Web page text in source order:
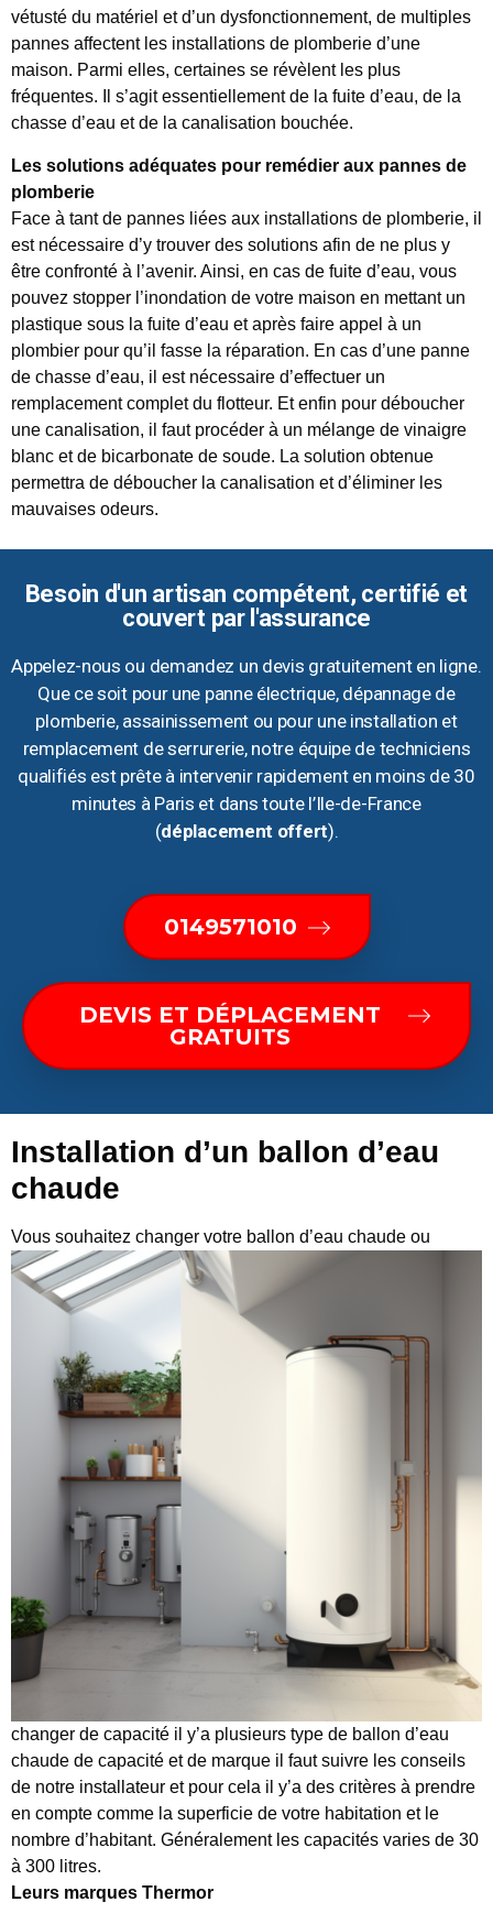
vétusté du matériel et d’un dysfonctionnement, de multiples
pannes affectent les installations de plomberie d’une
maison. Parmi elles, certaines se révèlent les plus
fréquentes. Il s’agit essentiellement de la fuite d’eau, de la
chasse d’eau et de la canalisation bouchée.
Les solutions adéquates pour remédier aux pannes de
plomberie
Face à tant de pannes liées aux installations de plomberie, il
est nécessaire d’y trouver des solutions afin de ne plus y
être confronté à l’avenir. Ainsi, en cas de fuite d’eau, vous
pouvez stopper l’inondation de votre maison en mettant un
plastique sous la fuite d’eau et après faire appel à un
plombier pour qu’il fasse la réparation. En cas d’une panne
de chasse d’eau, il est nécessaire d’effectuer un
remplacement complet du flotteur. Et enfin pour déboucher
une canalisation, il faut procéder à un mélange de vinaigre
blanc et de bicarbonate de soude. La solution obtenue
permettra de déboucher la canalisation et d’éliminer les
mauvaises odeurs.
Besoin d'un artisan compétent, certifié et
couvert par l'assurance
Appelez-nous ou demandez un devis gratuitement en ligne.
Que ce soit pour une panne électrique, dépannage de
plomberie, assainissement ou pour une installation et
remplacement de serrurerie, notre équipe de techniciens
qualifiés est prête à intervenir rapidement en moins de 30
minutes à Paris et dans toute l’Ile-de-France
(déplacement offert).
0149571010
DEVIS ET DÉPLACEMENT
GRATUITS
Installation d’un ballon d’eau
chaude
Vous souhaitez changer votre ballon d’eau chaude ou
changer de capacité il y’a plusieurs type de ballon d’eau
chaude de capacité et de marque il faut suivre les conseils
de notre installateur et pour cela il y’a des critères à prendre
en compte comme la superficie de votre habitation et le
nombre d’habitant. Généralement les capacités varies de 30
à 300 litres.
Leurs marques Thermor